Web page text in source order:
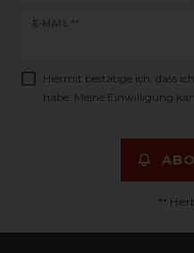
E-MAIL **
Newsletter
Hiermit bestätige ich, dass
habe. Meine Einwilligung
**